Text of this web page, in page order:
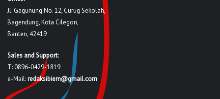
Jl. Gagunung No. 12, Curug Sekolah,
Bagendung, Kota Cilegon,
Banten, 42419
Sales and Support:
T: 0896-0429-1819
e-Mail:redaksibiem@gmail.com